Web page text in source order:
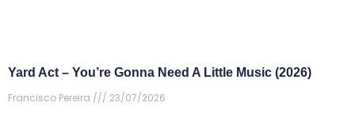
Yard Act – You’re Gonna Need A Little Music (2026)
Francisco Pereira
23/07/2026